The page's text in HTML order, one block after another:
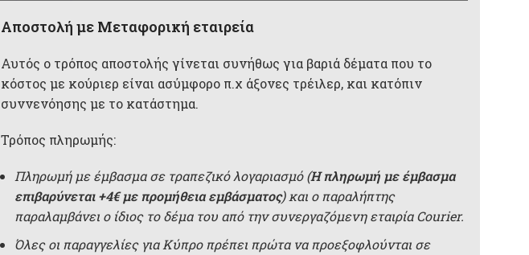
Αποστολή με Μεταφορική εταιρεία
Αυτός ο τρόπος αποστολής γίνεται συνήθως για βαριά δέματα που το
κόστος με κούριερ είναι ασύμφορο π.χ άξονες τρέιλερ, και κατόπιν
συννενόησης με το κατάστημα.
Τρόπος πληρωμής:
Πληρωμή με έμβασμα σε τραπεζικό λογαριασμό (Η πληρωμή με έμβασμα
επιβαρύνεται +4€ με προμήθεια εμβάσματος) και ο παραλήπτης
παραλαμβάνει ο ίδιος το δέμα του από την συνεργαζόμενη εταιρία Courier.
Όλες οι παραγγελίες για Κύπρο πρέπει πρώτα να προεξοφλούνται σε